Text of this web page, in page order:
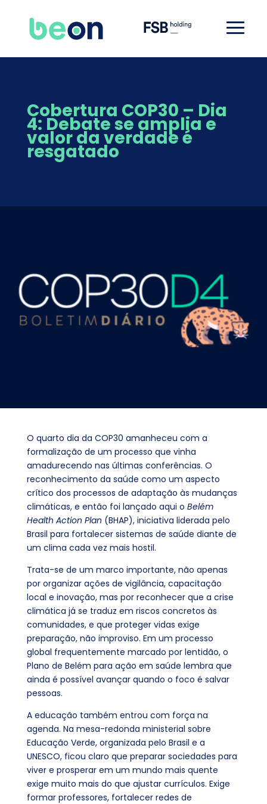
Cobertura COP30 – Dia
4: Debate se amplia e
valor da verdade é
resgatado
O quarto dia da COP30 amanheceu com a
formalização de um processo que vinha
amadurecendo nas últimas conferências. O
reconhecimento da saúde como um aspecto
crítico dos processos de adaptação às mudanças
climáticas, e então foi lançado aqui o Belém
Health Action Plan (BHAP), iniciativa liderada pelo
Brasil para fortalecer sistemas de saúde diante de
um clima cada vez mais hostil.
Trata-se de um marco importante, não apenas
por organizar ações de vigilância, capacitação
local e inovação, mas por reconhecer que a crise
climática já se traduz em riscos concretos às
comunidades, e que proteger vidas exige
preparação, não improviso. Em um processo
global frequentemente marcado por lentidão, o
Plano de Belém para ação em saúde lembra que
ainda é possível avançar quando o foco é salvar
pessoas.
A educação também entrou com força na
agenda. Na mesa-redonda ministerial sobre
Educação Verde, organizada pelo Brasil e a
UNESCO, ficou claro que preparar sociedades para
viver e prosperar em um mundo mais quente
exige muito mais do que ajustar currículos. Exige
formar professores, fortalecer redes de